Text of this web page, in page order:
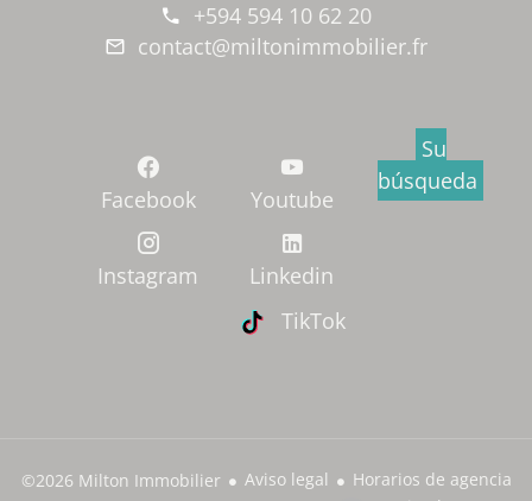
+594 594 10 62 20
contact@miltonimmobilier.fr
Facebook
Instagram
Youtube
Linkedin
TikTok
Su
búsqueda
©2026 Milton Immobilier Aviso legal
Horarios de agencia